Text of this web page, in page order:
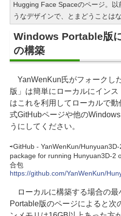
Hugging Face Spaceのページ。以
うなデザインで、とまどうことは
Windows Portable版
の構築
YanWenKun氏がフォークし
版」は簡単にローカルにイン
はこれを利用してローカルで
式GitHubページや他の
うにしてください。
⇨GitHub - YanWenKun/
package for running Hunyuan3D-2
合包
https://github.com/YanWenKun/
ローカルに構築する場合の最
Portable版のページによると次